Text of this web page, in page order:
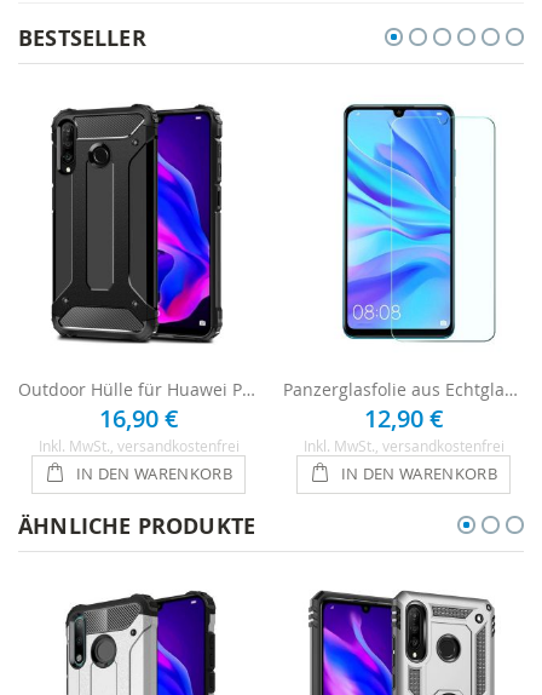
BESTSELLER
Outdoor Hülle für Huawei P30 Lite - Schwarz
16,90 €
Inkl. MwSt. , versandkostenfrei
IN DEN WARENKORB
Panzerglasfolie aus Echtglas für Huawei P30 Lite
12,90 €
Inkl. MwSt. , versandkostenfrei
IN DEN WARENKORB
ÄHNLICHE PRODUKTE